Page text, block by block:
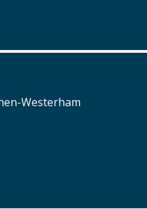
Westerham